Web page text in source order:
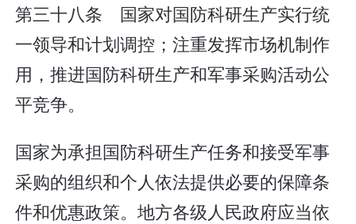
第三十八条 国家对国防科研生产实行统
一领导和计划调控；注重发挥市场机制作
用，推进国防科研生产和军事采购活动公
平竞争。
国家为承担国防科研生产任务和接受军事
采购的组织和个人依法提供必要的保障条
件和优惠政策。地方各级人民政府应当依